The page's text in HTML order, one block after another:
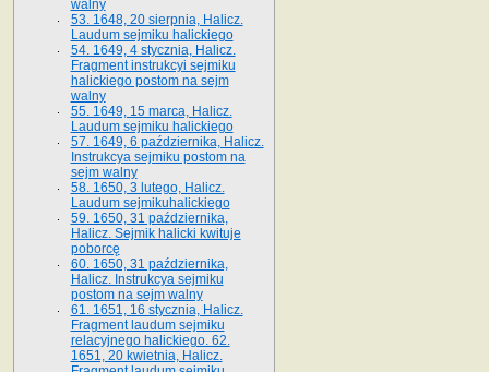
walny
53. 1648, 20 sierpnia, Halicz.
Laudum sejmiku halickiego
54. 1649, 4 stycznia, Halicz.
Fragment instrukcyi sejmiku
halickiego postom na sejm
walny
55. 1649, 15 marca, Halicz.
Laudum sejmiku halickiego
57. 1649, 6 października, Halicz.
Instrukcya sejmiku postom na
sejm walny
58. 1650, 3 lutego, Halicz.
Laudum sejmikuhalickiego
59. 1650, 31 października,
Halicz. Sejmik halicki kwituje
poborcę
60. 1650, 31 października,
Halicz. Instrukcya sejmiku
postom na sejm walny
61. 1651, 16 stycznia, Halicz.
Fragment laudum sejmiku
relacyjnego halickiego. 62.
1651, 20 kwietnia, Halicz.